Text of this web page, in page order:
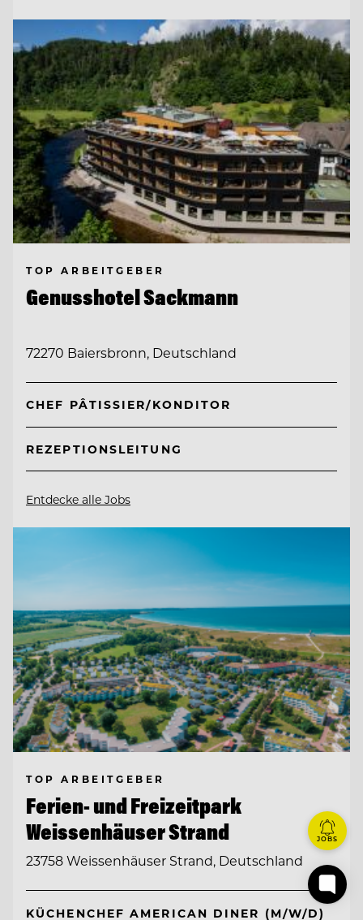
TOP ARBEITGEBER
Genusshotel Sackmann
72270 Baiersbronn, Deutschland
CHEF PÂTISSIER/KONDITOR
REZEPTIONSLEITUNG
Entdecke alle Jobs
TOP ARBEITGEBER
Ferien- und Freizeitpark
Weissenhäuser Strand
23758 Weissenhäuser Strand, Deutschland
KÜCHENCHEF AMERICAN DINER (M/W/D)
JOBS